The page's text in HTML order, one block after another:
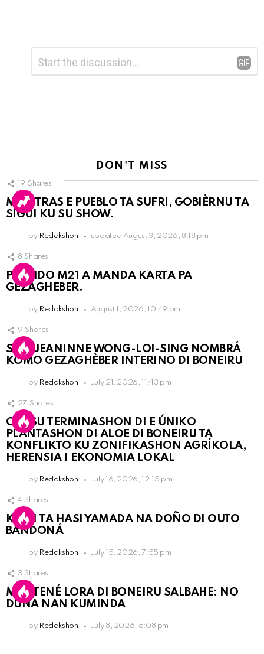
Reply
DON'T MISS
19 Shares
MIENTRAS E PUEBLO TA SUFRI, GOBIÈRNU TA
SIGUI KU SU SHOW.
by Redakshon updated August 3, 2026, 8:18 pm
8 Shares
PARTIDO M21 A MANDA KARTA PA
GEZAGHEBER.
by Redakshon August 1, 2026, 10:49 pm
9 Shares
SRA. JEANINNE WONG-LOI-SING NOMBRÁ
KOMO GEZAGHÈBER INTERINO DI BONEIRU
by Redakshon July 21, 2026, 11:43 pm
27 Shares
OLB SU TERMINASHON DI E ÚNIKO
PLANTASHON DI ALOE DI BONEIRU TA
KONFLIKTO KU ZONIFIKASHON AGRÍKOLA,
HERENSIA I EKONOMIA LOKAL
by Redakshon July 16, 2026, 12:15 pm
4 Shares
KPCN TA HASI YAMADA NA DOÑO DI OUTO
BANDONÁ
by Redakshon July 15, 2026, 7:55 pm
3 Shares
MANTENÉ LORA DI BONEIRU SALBAHE: NO
DUNA NAN KUMINDA
by Redakshon July 8, 2026, 6:08 pm